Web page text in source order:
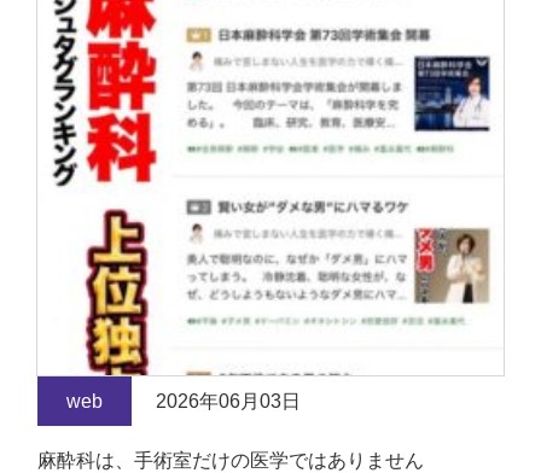
web 2026年06月03日
麻酔科は、手術室だけの医学ではありません